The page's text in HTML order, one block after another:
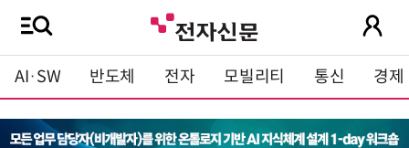
AI·SW 반도체 전자 모빌리티 통신 경제